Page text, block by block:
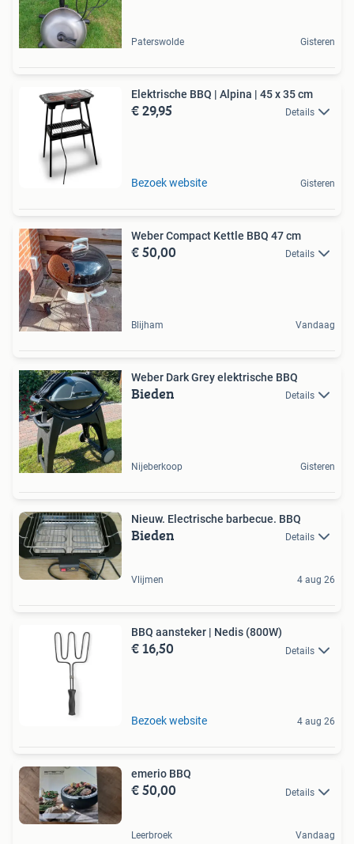
Paterswolde Gisteren
Elektrische BBQ | Alpina | 45 x 35 cm
€ 29,95 Details
Bezoek website Gisteren
Weber Compact Kettle BBQ 47 cm
€ 50,00 Details
Blijham Vandaag
Weber Dark Grey elektrische BBQ
Bieden Details
Nijeberkoop Gisteren
Nieuw. Electrische barbecue. BBQ
Bieden Details
Vlijmen 4 aug 26
BBQ aansteker | Nedis (800W)
€ 16,50 Details
Bezoek website 4 aug 26
emerio BBQ
€ 50,00 Details
Leerbroek Vandaag